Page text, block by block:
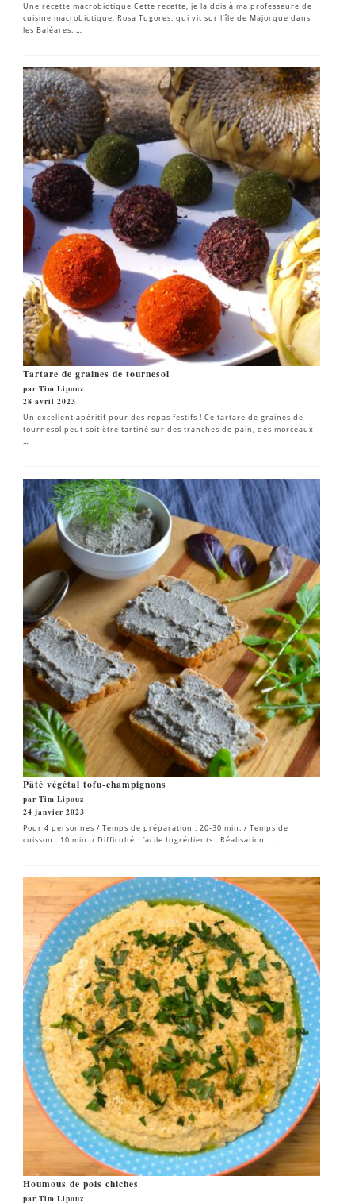
Une recette macrobiotique Cette recette, je la dois à ma professeure de
cuisine macrobiotique, Rosa Tugores, qui vit sur l’île de Majorque dans
les Baléares. …
Tartare de graines de tournesol
par Tim Lipouz
28 avril 2023
Un excellent apéritif pour des repas festifs ! Ce tartare de graines de
tournesol peut soit être tartiné sur des tranches de pain, des morceaux
Pâté végétal tofu-champignons
par Tim Lipouz
24 janvier 2023
Pour 4 personnes / Temps de préparation : 20-30 min. / Temps de
cuisson : 10 min. / Difficulté : facile Ingrédients : Réalisation : …
Houmous de pois chiches
par Tim Lipouz